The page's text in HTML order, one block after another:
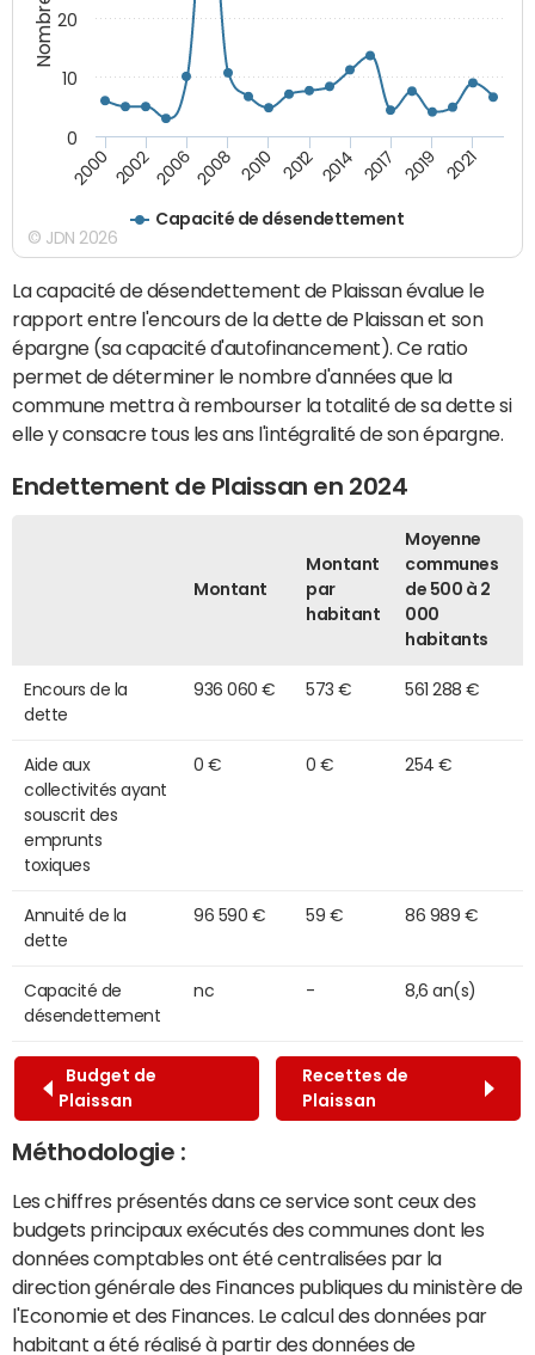
Capacité de désendettement
2000 200220062008 2010 2012 2014 2017 2019 2021
0
10
20
© JDN 2026
La capacité de désendettement de Plaissan évalue le
rapport entre l'encours de la dette de Plaissan et son
épargne (sa capacité d'autofinancement). Ce ratio
permet de déterminer le nombre d'années que la
commune mettra à rembourser la totalité de sa dette si
elle y consacre tous les ans l'intégralité de son épargne.
Endettement de Plaissan en 2024
Montant
Montant
par
habitant
Moyenne
communes
de 500 à 2
000
habitants
Encours de la
dette
936 060 € 573 € 561 288 €
Aide aux
collectivités ayant
souscrit des
emprunts
toxiques
0 € 0 € 254 €
Annuité de la
dette
96 590 € 59 € 86 989 €
Capacité de
désendettement
nc - 8,6 an(s)
Budget de
Plaissan
Recettes de
Plaissan
Méthodologie :
Les chiffres présentés dans ce service sont ceux des
budgets principaux exécutés des communes dont les
données comptables ont été centralisées par la
direction générale des Finances publiques du ministère de
l'Economie et des Finances. Le calcul des données par
habitant a été réalisé à partir des données de